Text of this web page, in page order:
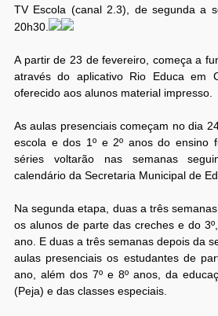
TV Escola (canal 2.3), de segunda a
20h30.
A partir de 23 de fevereiro, começa a
através do aplicativo Rio Educa em
oferecido aos alunos material impresso.
As aulas presenciais começam no dia
escola e dos 1º e 2º anos do ensino
séries voltarão nas semanas
calendário da Secretaria Municipal de
Na segunda etapa, duas a três
os alunos de parte das creches e do
ano. E duas a três semanas depois da
aulas presenciais os estudantes de
ano, além dos 7º e 8º anos, da
(Peja) e das classes especiais.